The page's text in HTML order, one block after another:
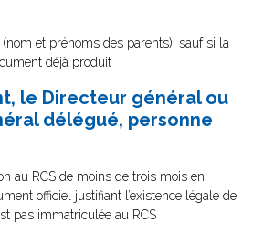
et prénoms des parents), sauf si la
déjà produit
le Directeur général ou
délégué, personne
au RCS de moins de trois mois en
officiel justifiant l’existence légale de
pas immatriculée au RCS